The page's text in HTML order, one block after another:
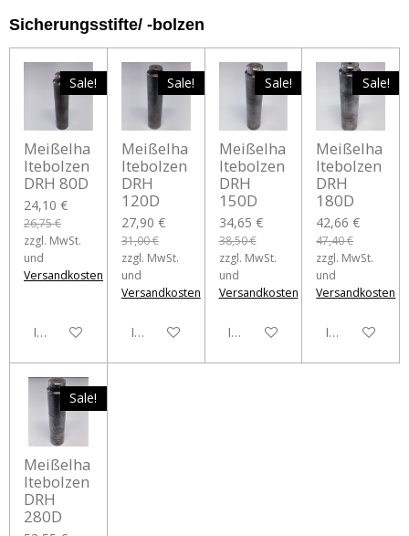
Sicherungsstifte/ -bolzen
Sale!
Meißelha
ltebolzen
DRH 80D
24,10 €
26,75 €
zzgl. MwSt.
und
Versandkosten
In den Warenkorb
Sale!
Meißelha
ltebolzen
DRH
120D
27,90 €
31,00 €
zzgl. MwSt.
und
Versandkosten
In den Warenkorb
Sale!
Meißelha
ltebolzen
DRH
150D
34,65 €
38,50 €
zzgl. MwSt.
und
Versandkosten
In den Warenkorb
Sale!
Meißelha
ltebolzen
DRH
180D
42,66 €
47,40 €
zzgl. MwSt.
und
Versandkosten
In den
Sale!
Meißelha
ltebolzen
DRH
280D